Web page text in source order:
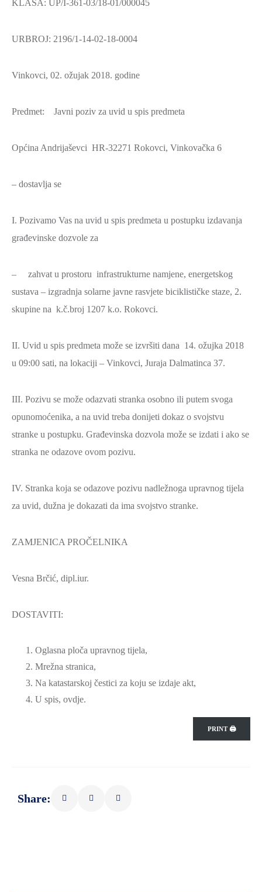
KLASA: UP/I-361-03/18-01/000045
URBROJ: 2196/1-14-02-18-0004
Vinkovci, 02. ožujak 2018. godine
Predmet: Javni poziv za uvid u spis predmeta
Općina Andrijaševci HR-32271 Rokovci, Vinkovačka 6
– dostavlja se
I. Pozivamo Vas na uvid u spis predmeta u postupku izdavanja
građevinske dozvole za
– zahvat u prostoru infrastrukturne namjene, energetskog
sustava – izgradnja solarne javne rasvjete biciklističke staze, 2.
skupine na k.č.broj 1207 k.o. Rokovci.
II. Uvid u spis predmeta može se izvršiti dana 14. ožujka 2018
u 09:00 sati, na lokaciji – Vinkovci, Juraja Dalmatinca 37.
III. Pozivu se može odazvati stranka osobno ili putem svoga
opunomoćenika, a na uvid treba donijeti dokaz o svojstvu
stranke u postupku. Građevinska dozvola može se izdati i ako se
stranka ne odazove ovom pozivu.
IV. Stranka koja se odazove pozivu nadležnoga upravnog tijela
za uvid, dužna je dokazati da ima svojstvo stranke.
ZAMJENICA PROČELNIKA
Vesna Brčić, dipl.iur.
DOSTAVITI:
Oglasna ploča upravnog tijela,
Mrežna stranica,
Na katastarskoj čestici za koju se izdaje akt,
U spis, ovdje.
PRINT 🖨
Share: